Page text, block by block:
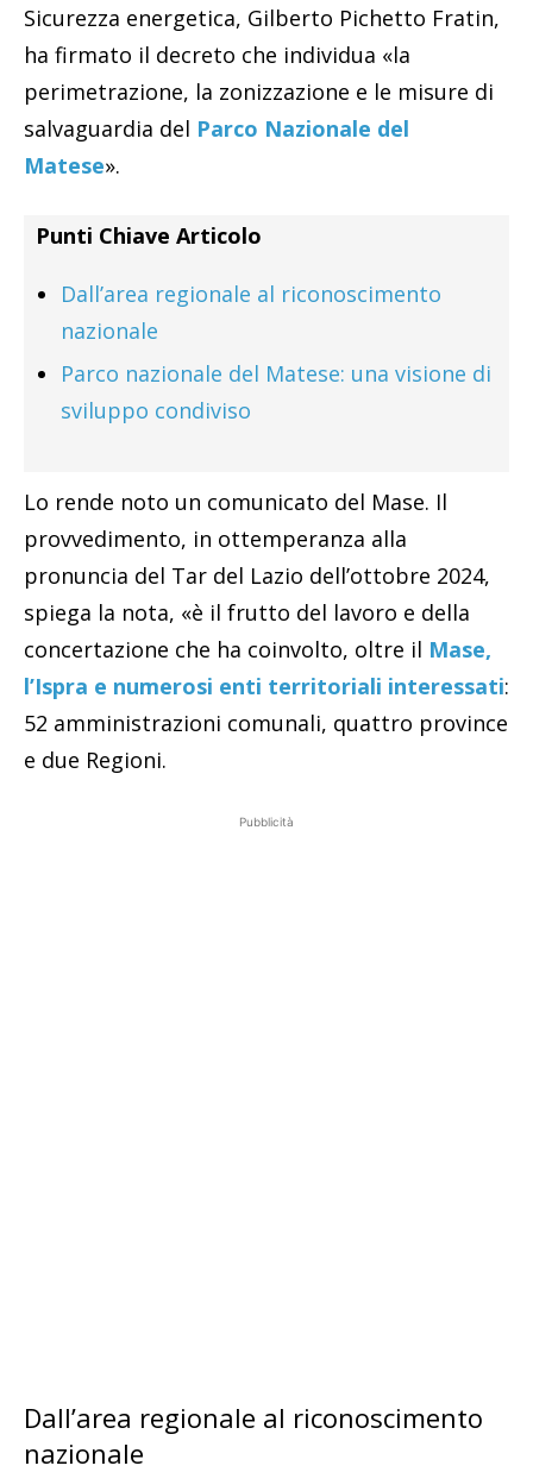
Sicurezza energetica, Gilberto Pichetto Fratin,
ha firmato il decreto che individua «la
perimetrazione, la zonizzazione e le misure di
salvaguardia del Parco Nazionale del
Matese».
Punti Chiave Articolo
Dall’area regionale al riconoscimento
nazionale
Parco nazionale del Matese: una visione di
sviluppo condiviso
Lo rende noto un comunicato del Mase. Il
provvedimento, in ottemperanza alla
pronuncia del Tar del Lazio dell’ottobre 2024,
spiega la nota, «è il frutto del lavoro e della
concertazione che ha coinvolto, oltre il Mase,
l’Ispra e numerosi enti territoriali interessati:
52 amministrazioni comunali, quattro province
e due Regioni.
Pubblicità
Dall’area regionale al riconoscimento
nazionale